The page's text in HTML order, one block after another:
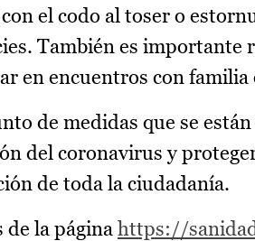
el codo al toser o
También es importante
en encuentros con familia
de medidas que se
del coronavirus y
de toda la ciudadanía.
de la páginahttps://